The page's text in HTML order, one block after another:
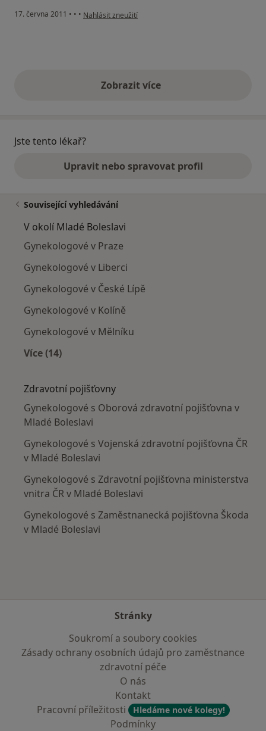
17. června 2011 • • • podle názoru uživatele Váš účet byl odstraněn
Nahlásit zneužití
Zobrazit vícevýše uvedené názory
Jste tento lékař?
Upravit nebo spravovat profil
Související vyhledávání
V okolí Mladé Boleslavi
Gynekologové v Praze
Gynekologové v Liberci
Gynekologové v České Lípě
Gynekologové v Kolíně
Gynekologové v Mělníku
Více (14)
Zdravotní pojišťovny
Gynekologové s Oborová zdravotní pojišťovna v
Mladé Boleslavi
Gynekologové s Vojenská zdravotní pojišťovna ČR
v Mladé Boleslavi
Gynekologové s Zdravotní pojišťovna ministerstva
vnitra ČR v Mladé Boleslavi
Gynekologové s Zaměstnanecká pojišťovna Škoda
v Mladé Boleslavi
Stránky
Soukromí a soubory cookies
Zásady ochrany osobních údajů pro zaměstnance
zdravotní péče
O nás
Kontakt
Pracovní příležitosti
Hledáme nové kolegy!
Podmínky